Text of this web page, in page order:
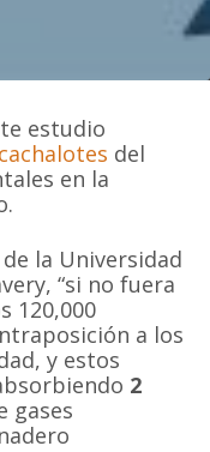
estudio
cachalotes del
en la
la Universidad
“si no fuera
120,000
a los
y estos
2
gases